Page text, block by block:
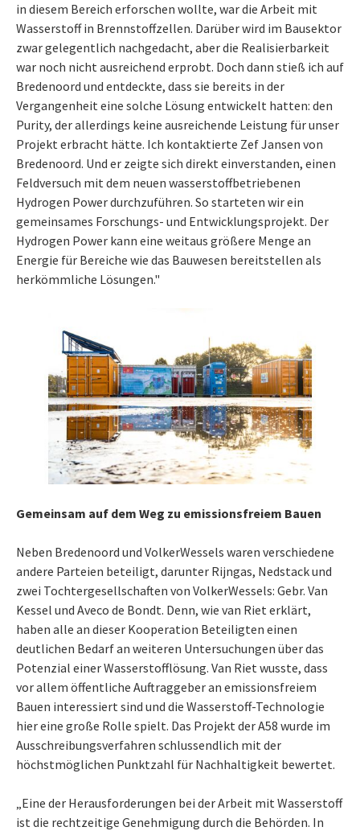
in diesem Bereich erforschen wollte, war die Arbeit mit
Wasserstoff in Brennstoffzellen. Darüber wird im Bausektor
zwar gelegentlich nachgedacht, aber die Realisierbarkeit
war noch nicht ausreichend erprobt. Doch dann stieß ich auf
Bredenoord und entdeckte, dass sie bereits in der
Vergangenheit eine solche Lösung entwickelt hatten: den
Purity, der allerdings keine ausreichende Leistung für unser
Projekt erbracht hätte. Ich kontaktierte Zef Jansen von
Bredenoord. Und er zeigte sich direkt einverstanden, einen
Feldversuch mit dem neuen wasserstoffbetriebenen
Hydrogen Power durchzuführen. So starteten wir ein
gemeinsames Forschungs- und Entwicklungsprojekt. Der
Hydrogen Power kann eine weitaus größere Menge an
Energie für Bereiche wie das Bauwesen bereitstellen als
herkömmliche Lösungen."
Gemeinsam auf dem Weg zu emissionsfreiem Bauen
Neben Bredenoord und VolkerWessels waren verschiedene
andere Parteien beteiligt, darunter Rijngas, Nedstack und
zwei Tochtergesellschaften von VolkerWessels: Gebr. Van
Kessel und Aveco de Bondt. Denn, wie van Riet erklärt,
haben alle an dieser Kooperation Beteiligten einen
deutlichen Bedarf an weiteren Untersuchungen über das
Potenzial einer Wasserstofflösung. Van Riet wusste, dass
vor allem öffentliche Auftraggeber an emissionsfreiem
Bauen interessiert sind und die Wasserstoff-Technologie
hier eine große Rolle spielt. Das Projekt der A58 wurde im
Ausschreibungsverfahren schlussendlich mit der
höchstmöglichen Punktzahl für Nachhaltigkeit bewertet.
„Eine der Herausforderungen bei der Arbeit mit Wasserstoff
ist die rechtzeitige Genehmigung durch die Behörden. In